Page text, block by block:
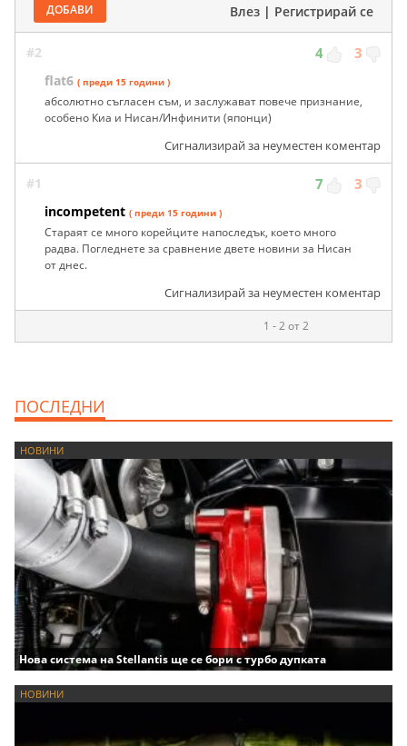
ДОБАВИ Влез | Регистрирай се
#2 4 3
flat6 ( преди 15 години )
абсолютно съгласен съм, и заслужават повече признание,
особено Киа и Нисан/Инфинити (японци)
Сигнализирай за неуместен коментар
#1 7 3
incompetent ( преди 15 години )
Стараят се много корейците напоследък, което много
радва. Погледнете за сравнение двете новини за Нисан
от днес.
Сигнализирай за неуместен коментар
1 - 2 от 2
ПОСЛЕДНИ
НОВИНИ
Нова система на Stellantis ще се бори с турбо дупката
НОВИНИ